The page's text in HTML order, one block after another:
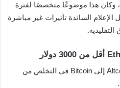
العقارات الصيني Evergrande ، وكان هذا موضوعًا متخصصًا لفترة
السائدة تأثيرات غير مباشرة
في الوقت نفسه ، انضمت Altcoins إلى Bitcoin في التخلص من